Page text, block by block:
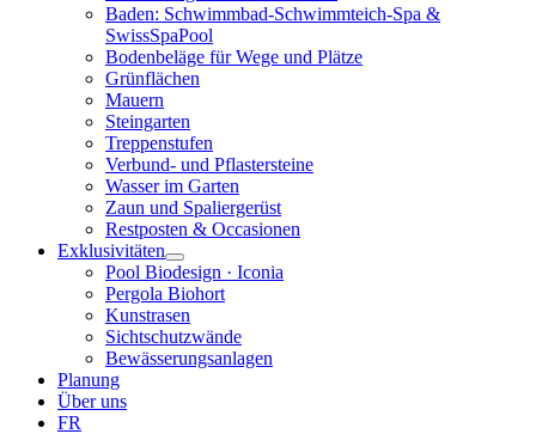
Baden: Schwimmbad-Schwimmteich-Spa &
SwissSpaPool
Bodenbeläge für Wege und Plätze
Grünflächen
Mauern
Steingarten
Treppenstufen
Verbund- und Pflastersteine
Wasser im Garten
Zaun und Spaliergerüst
Restposten & Occasionen
Exklusivitäten
Pool Biodesign · Iconia
Pergola Biohort
Kunstrasen
Sichtschutzwände
Bewässerungsanlagen
Planung
Über uns
FR